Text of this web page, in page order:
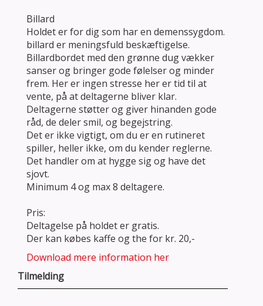
Billard
Holdet er for dig som har en demenssygdom.
billard er meningsfuld beskæftigelse.
Billardbordet med den grønne dug vækker
sanser og bringer gode følelser og minder
frem. Her er ingen stresse her er tid til at
vente, på at deltagerne bliver klar.
Deltagerne støtter og giver hinanden gode
råd, de deler smil, og begejstring.
Det er ikke vigtigt, om du er en rutineret
spiller, heller ikke, om du kender reglerne.
Det handler om at hygge sig og have det
sjovt.
Minimum 4 og max 8 deltagere.
Pris:
Deltagelse på holdet er gratis.
Der kan købes kaffe og the for kr. 20,-
Download mere information her
Tilmelding